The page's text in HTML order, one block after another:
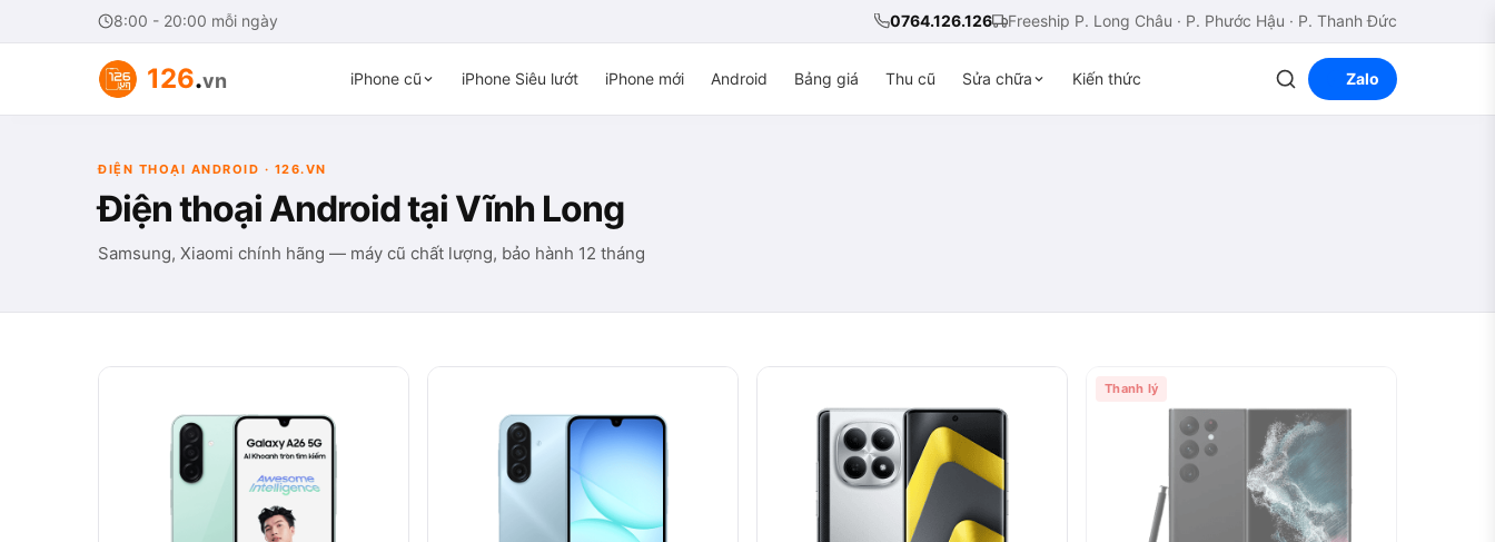
8:00 - 20:00 mỗi ngày 0764.126.126 Freeship P. Long Châu · P. Phước Hậu · P. Thanh Đức
126.vn iPhone cũ iPhone Siêu lướt iPhone mới Android Bảng giá Thu cũ Sửa chữa Kiến thức Zalo
ĐIỆN THOẠI ANDROID · 126.VN
Điện thoại Android tại Vĩnh Long
Samsung, Xiaomi chính hãng — máy cũ chất lượng, bảo hành 12 tháng
Thanh lý